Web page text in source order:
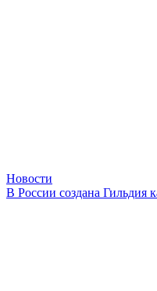
Новости
В России создана Гильдия